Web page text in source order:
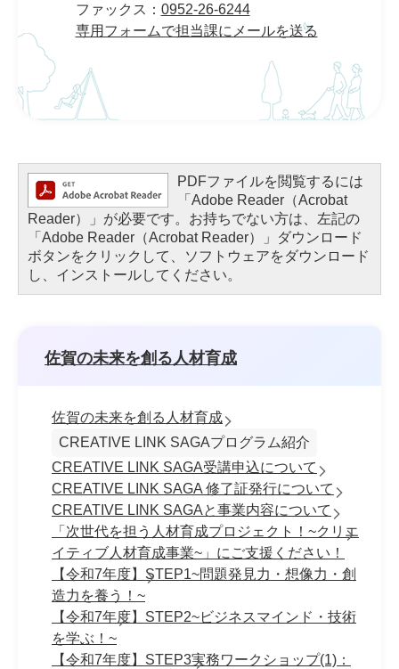
ファックス： 0952-26-6244
専用フォームで担当課にメールを送る
PDFファイルを閲覧するには
「Adobe Reader（Acrobat
Reader）」が必要です。お持ちでない方は、左記の
「Adobe Reader（Acrobat Reader）」ダウンロード
ボタンをクリックして、ソフトウェアをダウンロード
し、インストールしてください。
佐賀の未来を創る人材育成
佐賀の未来を創る人材育成
CREATIVE LINK SAGAプログラム紹介
CREATIVE LINK SAGA受講申込について
CREATIVE LINK SAGA 修了証発行について
CREATIVE LINK SAGAと事業内容について
「次世代を担う人材育成プロジェクト！~クリエ
イティブ人材育成事業~」にご支援ください！
【令和7年度】STEP1~問題発見力・想像力・創
造力を養う！~
【令和7年度】STEP2~ビジネスマインド・技術
を学ぶ！~
【令和7年度】STEP3実務ワークショップ(1)：